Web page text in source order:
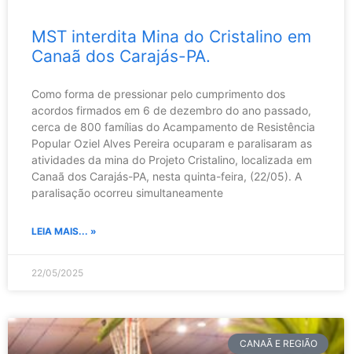
MST interdita Mina do Cristalino em
Canaã dos Carajás-PA.
Como forma de pressionar pelo cumprimento dos
acordos firmados em 6 de dezembro do ano passado,
cerca de 800 famílias do Acampamento de Resistência
Popular Oziel Alves Pereira ocuparam e paralisaram as
atividades da mina do Projeto Cristalino, localizada em
Canaã dos Carajás-PA, nesta quinta-feira, (22/05). A
paralisação ocorreu simultaneamente
LEIA MAIS... »
22/05/2025
CANAÃ E REGIÃO